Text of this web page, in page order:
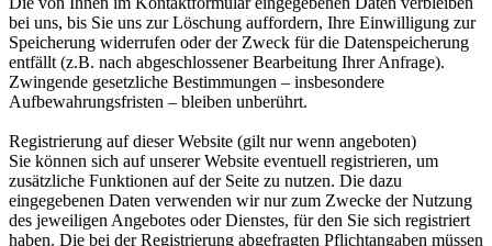
bei uns, bis Sie uns zur Löschung auffordern, Ihre Einwilligung zur
Speicherung widerrufen oder der Zweck für die Datenspeicherung
entfällt (z.B. nach abgeschlossener Bearbeitung Ihrer Anfrage).
Zwingende gesetzliche Bestimmungen – insbesondere
Aufbewahrungsfristen – bleiben unberührt.
Registrierung auf dieser Website (gilt nur wenn angeboten)
Sie können sich auf unserer Website eventuell registrieren, um
zusätzliche Funktionen auf der Seite zu nutzen. Die dazu
eingegebenen Daten verwenden wir nur zum Zwecke der Nutzung
des jeweiligen Angebotes oder Dienstes, für den Sie sich registriert
haben. Die bei der Registrierung abgefragten Pflichtangaben müssen